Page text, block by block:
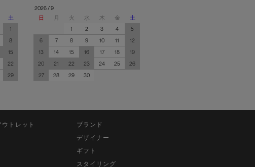
土
1
8
15
22
29
2026 / 9
日
月 火 水 木 金
土
1
2 3 4
5
6
7 8 9 10 11
12
13
14 15 16 17 18
19
20
21 22 23 24 25
26
27
28 29 30
ウトレット
ブランド
デザイナー
ギフト
スタイリング